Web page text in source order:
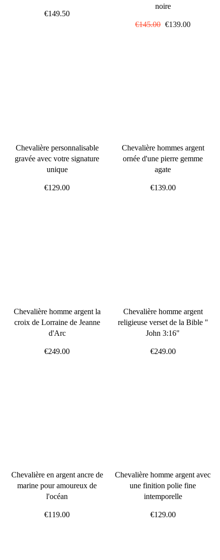
€149.50
noire
Prix
€145.00 Prix
€139.00
Chevalière personnalisable
gravée avec votre signature
unique
€129.00
Chevalière hommes argent
ornée d'une pierre gemme
agate
€139.00
Chevalière homme argent la
croix de Lorraine de Jeanne
d'Arc
€249.00
Chevalière homme argent
religieuse verset de la Bible "
John 3:16"
€249.00
Chevalière en argent ancre de
marine pour amoureux de
l'océan
€119.00
Chevalière homme argent avec
une finition polie fine
intemporelle
€129.00